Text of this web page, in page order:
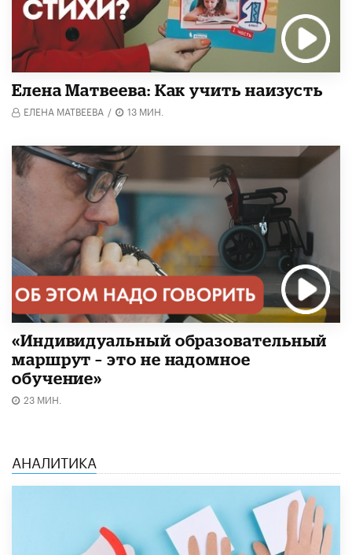
Елена Матвеева: Как учить наизусть
ЕЛЕНА МАТВЕЕВА / 13 МИН.
«Индивидуальный образовательный
маршрут – это не надомное
обучение»
23 МИН.
АНАЛИТИКА